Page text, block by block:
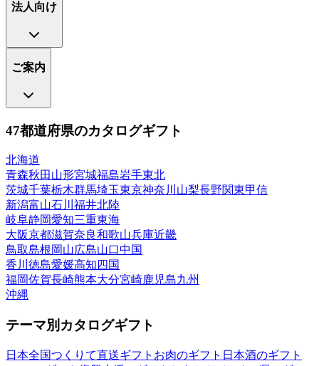
法人向け
ご案内
47都道府県のカタログギフト
北海道
青森秋田 山形宮城福島岩手東北
茨城千葉栃木群馬埼玉東京神奈川 山梨長野関東甲信
新潟富山石川 福井北陸
岐阜静岡愛知三重東海
大阪京都滋賀奈良和歌山兵庫近畿
鳥取島根 岡山広島山口 中国
香川 徳島愛媛高知 四国
福岡佐賀長崎熊本大分宮崎鹿児島九州
沖縄
テーマ別カタログギフト
日本全国つくりて直送ギフト お肉のギフト 日本酒のギフト